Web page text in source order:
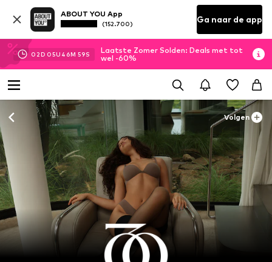
ABOUT YOU App
(152.700) Ga naar de app
02D 05U 46M 58S
Laatste Zomer Solden: Deals met tot
wel -60%
Volgen